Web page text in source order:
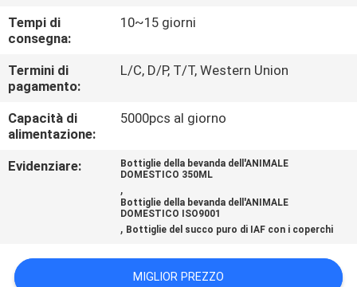
DEL
SITO
PRIVACY
POLICY
Tempi di
consegna:
10~15 giorni
Termini di
pagamento:
L/C, D/P, T/T, Western Union
Capacità di
alimentazione:
5000pcs al giorno
Evidenziare:
Bottiglie della bevanda dell'ANIMALE
DOMESTICO 350ML
,
Bottiglie della bevanda dell'ANIMALE
DOMESTICO ISO9001
, Bottiglie del succo puro di IAF con i coperchi
MIGLIOR PREZZO